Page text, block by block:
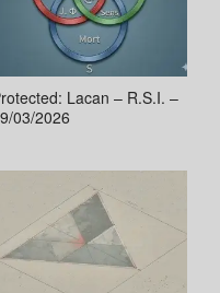
Lacan – R.S.I. –
03/2026